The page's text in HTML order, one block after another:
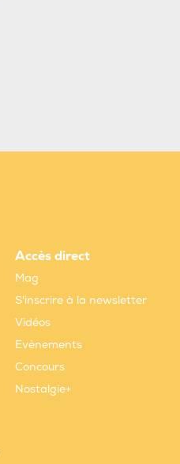
Accès direct
Mag
S'inscrire à la newsletter
Vidéos
Evènements
Concours
Nostalgie+